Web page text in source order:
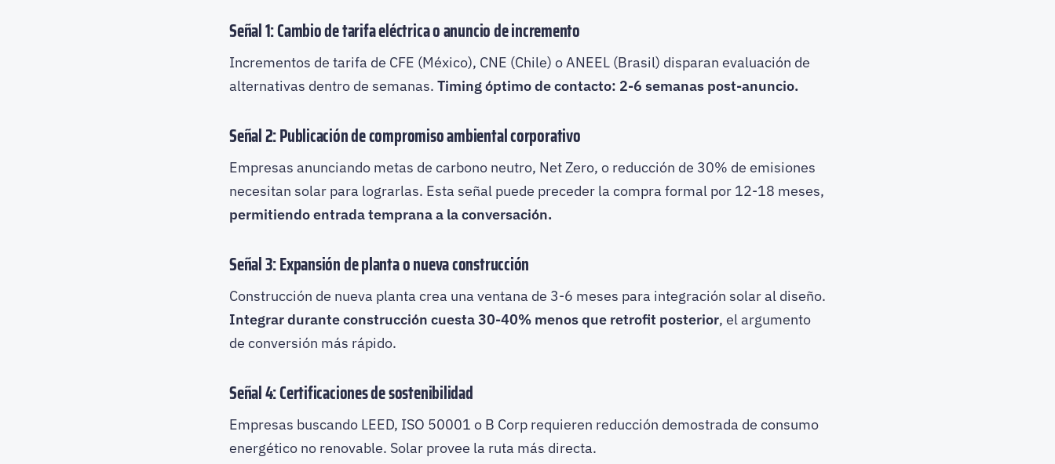
Señal 1: Cambio de tarifa eléctrica o anuncio de incremento
Incrementos de tarifa de CFE (México), CNE (Chile) o ANEEL (Brasil) disparan evaluación de
alternativas dentro de semanas. Timing óptimo de contacto: 2-6 semanas post-anuncio.
Señal 2: Publicación de compromiso ambiental corporativo
Empresas anunciando metas de carbono neutro, Net Zero, o reducción de 30% de emisiones
necesitan solar para lograrlas. Esta señal puede preceder la compra formal por 12-18 meses,
permitiendo entrada temprana a la conversación.
Señal 3: Expansión de planta o nueva construcción
Construcción de nueva planta crea una ventana de 3-6 meses para integración solar al diseño.
Integrar durante construcción cuesta 30-40% menos que retrofit posterior, el argumento
de conversión más rápido.
Señal 4: Certificaciones de sostenibilidad
Empresas buscando LEED, ISO 50001 o B Corp requieren reducción demostrada de consumo
energético no renovable. Solar provee la ruta más directa.